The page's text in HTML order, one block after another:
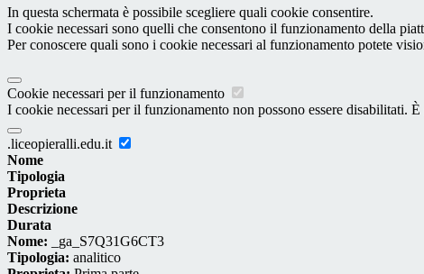
In questa schermata è possibile scegliere quali cookie consentire.
I cookie necessari sono quelli che consentono il funzionamento della
Per conoscere quali sono i cookie necessari al funzionamento potete
Cookie necessari per il funzionamento
I cookie necessari per il funzionamento non possono essere disabilitati.
.liceopieralli.edu.it
Nome
Tipologia
Proprieta
Descrizione
Durata
Nome: _ga_S7Q31G6CT3
Tipologia: analitico